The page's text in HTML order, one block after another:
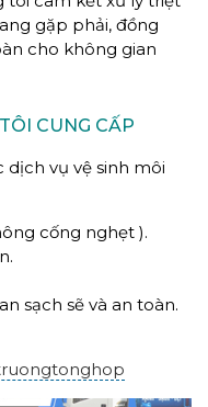
gặp phải, đồng
cho không gian
CUNG CẤP
vụ vệ sinh môi
cống nghẹt ).
sạch sẽ và an toàn.